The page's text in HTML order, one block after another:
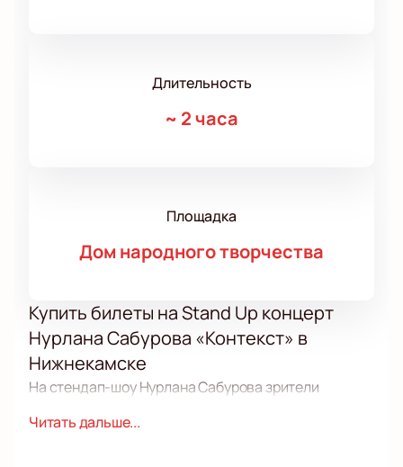
Длительность
~ 2 часа
Площадка
Дом народного творчества
Купить билеты на Stand Up концерт
Нурлана Сабурова «Контекст» в
Нижнекамске
На стендап-шоу Нурлана Сабурова зрители
выступление комика в жанре stand up.
Читать дальше...